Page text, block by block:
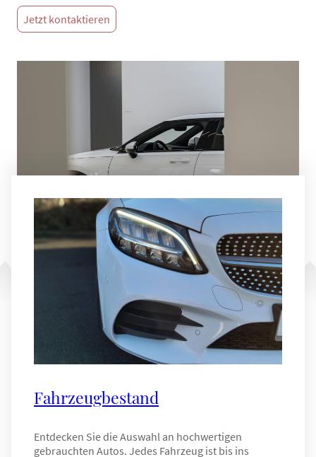
Jetzt kontaktieren
Fahrzeugbestand
Entdecken Sie die Auswahl an hochwertigen
gebrauchten Autos. Jedes Fahrzeug ist bis ins